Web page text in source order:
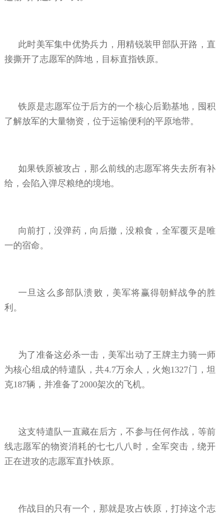
此时美军集中优势兵力，用精锐装甲部队开路，直
接撕开了志愿军的阵地，目标直指铁原。
铁原是志愿军位于后方的一个核心后勤基地，囤积
了解放军的大量物资，位于运输便利的平原地带。
如果铁原被攻占，那么前线的志愿军将失去所有补
给，会陷入弹尽粮绝的境地。
向前打，没弹药，向后撤，没粮食，全军覆灭是唯
一的宿命。
一旦这么多部队溃败，美军将赢得朝鲜战争的胜
利。
为了准备这必杀一击，美军出动了王牌主力骑一师
为核心组成的特遣队，共4.7万余人，火炮1327门，坦
克187辆，并准备了2000架次的飞机。
这支特遣队一直藏在后方，不参与任何作战，等前
线志愿军的物资消耗的七七八八时，全军突击，绕开
正在进攻的志愿军直扑铁原。
作战目的只有一个，那就是攻占铁原，打掉这个志